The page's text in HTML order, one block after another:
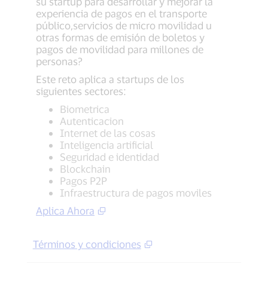
experiencia de pagos en el transporte
público,servicios de micro movilidad u
otras formas de emisión de boletos y
pagos de movilidad para millones de
personas?
Este reto aplica a startups de los
siguientes sectores:
Biometrica
Autenticacion
Internet de las cosas
Inteligencia artificial
Seguridad e identidad
Blockchain
Pagos P2P
Infraestructura de pagos moviles
Aplica Ahora
Términos y condiciones